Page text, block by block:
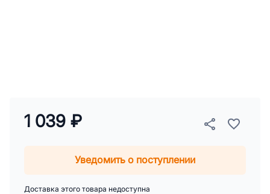
1 039 ₽
Уведомить о поступлении
Доставка этого товара недоступна